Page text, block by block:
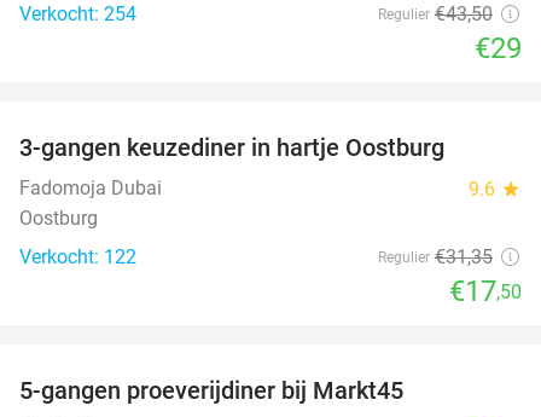
Verkocht: 254
Regulier €43,50
€29
3-gangen keuzediner in hartje Oostburg
Fadomoja Dubai 9.6 star
Oostburg
Verkocht: 122
Regulier €31,35
€17,50
5-gangen proeverijdiner bij Markt45